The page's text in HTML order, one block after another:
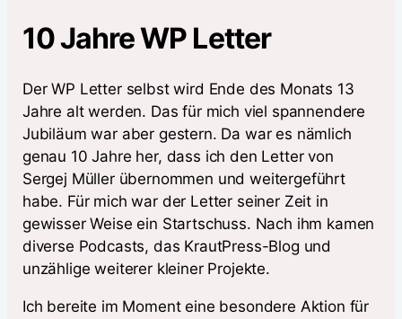
10 Jahre WP Letter
Der WP Letter selbst wird Ende des Monats 13
Jahre alt werden. Das für mich viel spannendere
Jubiläum war aber gestern. Da war es nämlich
genau 10 Jahre her, dass ich den Letter von
Sergej Müller übernommen und weitergeführt
habe. Für mich war der Letter seiner Zeit in
gewisser Weise ein Startschuss. Nach ihm kamen
diverse Podcasts, das KrautPress-Blog und
unzählige weiterer kleiner Projekte.
Ich bereite im Moment eine besondere Aktion für